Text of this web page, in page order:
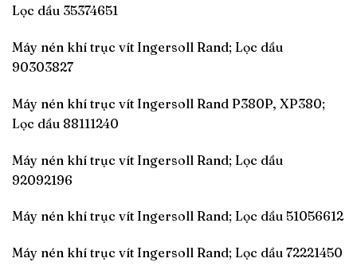
Lọc dầu 35374651
Máy nén khí trục vít Ingersoll Rand; Lọc dầu
90303827
Máy nén khí trục vít Ingersoll Rand P380P, XP380;
Lọc dầu 88111240
Máy nén khí trục vít Ingersoll Rand; Lọc dầu
92092196
Máy nén khí trục vít Ingersoll Rand; Lọc dầu 51056612
Máy nén khí trục vít Ingersoll Rand; Lọc dầu 72221450